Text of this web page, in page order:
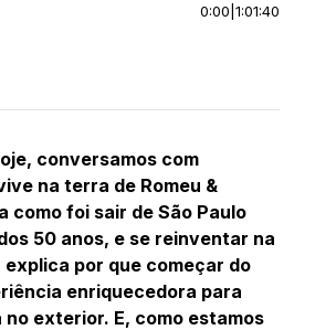
0:00 1:01:40
conversamos com
na terra de Romeu &
como foi sair de São Paulo
50 anos, e se reinventar na
explica por que começar do
enriquecedora para
no exterior. E, como estamos